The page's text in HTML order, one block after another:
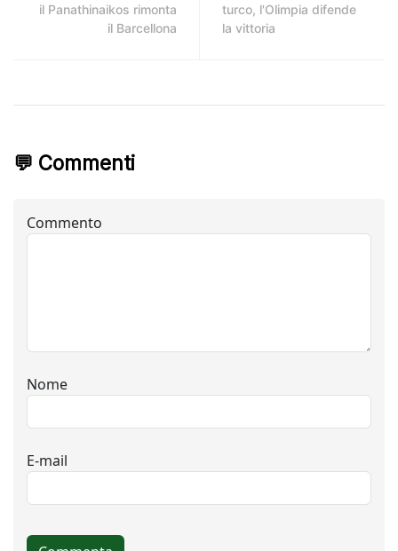
il Panathinaikos rimonta
il Barcellona
turco, l'Olimpia difende
la vittoria
💬 Commenti